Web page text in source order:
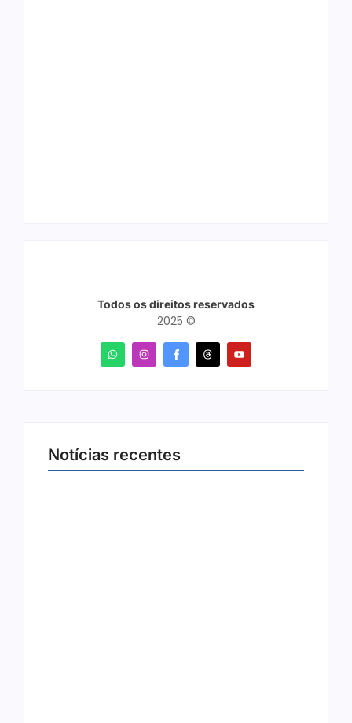
Todos os direitos reservados
2025 ©
Notícias recentes